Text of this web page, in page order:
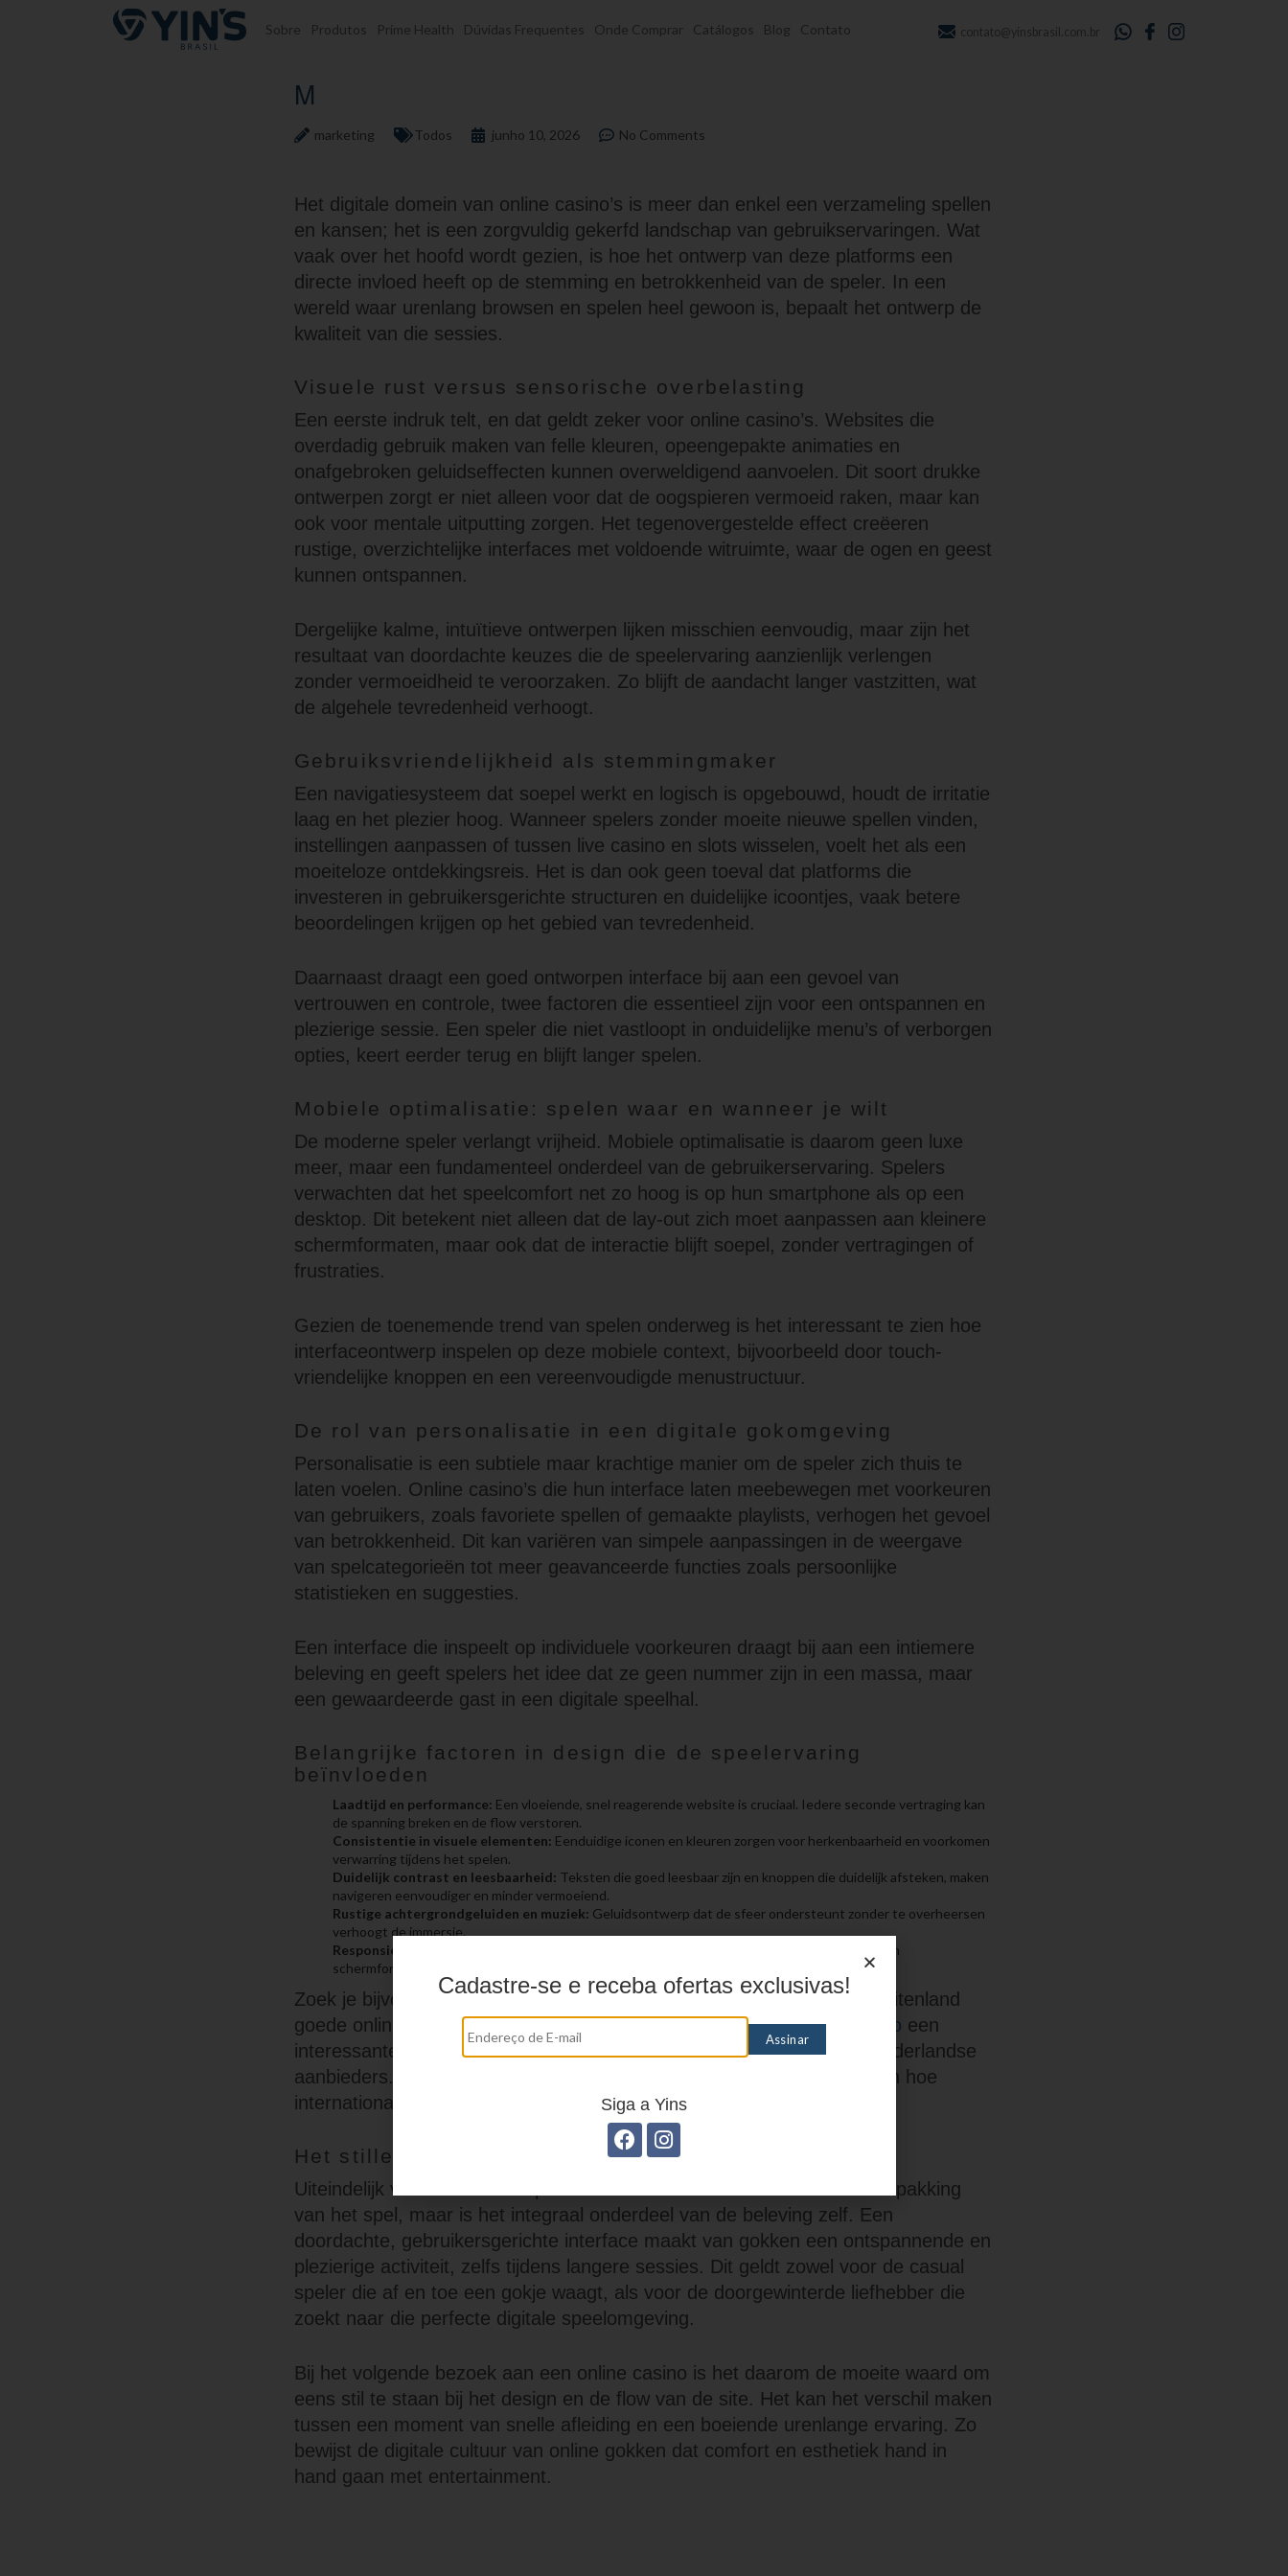
Pular para o conteúdo Sobre Produtos Prime Health Dúvidas Frequentes Onde Comprar Catálogos Blog Contato contato@yinsbrasil.com.br
M
marketing Todos junho 10, 2026 No Comments
Het digitale domein van online casino’s is meer dan enkel een verzameling spellen
en kansen; het is een zorgvuldig gekerfd landschap van gebruikservaringen. Wat
vaak over het hoofd wordt gezien, is hoe het ontwerp van deze platforms een
directe invloed heeft op de stemming en betrokkenheid van de speler. In een
wereld waar urenlang browsen en spelen heel gewoon is, bepaalt het ontwerp de
kwaliteit van die sessies.
Visuele rust versus sensorische overbelasting
Een eerste indruk telt, en dat geldt zeker voor online casino’s. Websites die
overdadig gebruik maken van felle kleuren, opeengepakte animaties en
onafgebroken geluidseffecten kunnen overweldigend aanvoelen. Dit soort drukke
ontwerpen zorgt er niet alleen voor dat de oogspieren vermoeid raken, maar kan
ook voor mentale uitputting zorgen. Het tegenovergestelde effect creëeren
rustige, overzichtelijke interfaces met voldoende witruimte, waar de ogen en geest
kunnen ontspannen.
Dergelijke kalme, intuïtieve ontwerpen lijken misschien eenvoudig, maar zijn het
resultaat van doordachte keuzes die de speelervaring aanzienlijk verlengen
zonder vermoeidheid te veroorzaken. Zo blijft de aandacht langer vastzitten, wat
de algehele tevredenheid verhoogt.
Gebruiksvriendelijkheid als stemmingmaker
Een navigatiesysteem dat soepel werkt en logisch is opgebouwd, houdt de irritatie
laag en het plezier hoog. Wanneer spelers zonder moeite nieuwe spellen vinden,
instellingen aanpassen of tussen live casino en slots wisselen, voelt het als een
moeiteloze ontdekkingsreis. Het is dan ook geen toeval dat platforms die
investeren in gebruikersgerichte structuren en duidelijke icoontjes, vaak betere
beoordelingen krijgen op het gebied van tevredenheid.
Daarnaast draagt een goed ontworpen interface bij aan een gevoel van
vertrouwen en controle, twee factoren die essentieel zijn voor een ontspannen en
plezierige sessie. Een speler die niet vastloopt in onduidelijke menu’s of verborgen
opties, keert eerder terug en blijft langer spelen.
Mobiele optimalisatie: spelen waar en wanneer je wilt
De moderne speler verlangt vrijheid. Mobiele optimalisatie is daarom geen luxe
meer, maar een fundamenteel onderdeel van de gebruikerservaring. Spelers
verwachten dat het speelcomfort net zo hoog is op hun smartphone als op een
desktop. Dit betekent niet alleen dat de lay-out zich moet aanpassen aan kleinere
schermformaten, maar ook dat de interactie blijft soepel, zonder vertragingen of
frustraties.
Gezien de toenemende trend van spelen onderweg is het interessant te zien hoe
interfaceontwerp inspelen op deze mobiele context, bijvoorbeeld door touch-
vriendelijke knoppen en een vereenvoudigde menustructuur.
De rol van personalisatie in een digitale gokomgeving
Personalisatie is een subtiele maar krachtige manier om de speler zich thuis te
laten voelen. Online casino’s die hun interface laten meebewegen met voorkeuren
van gebruikers, zoals favoriete spellen of gemaakte playlists, verhogen het gevoel
van betrokkenheid. Dit kan variëren van simpele aanpassingen in de weergave
van spelcategorieën tot meer geavanceerde functies zoals persoonlijke
statistieken en suggesties.
Een interface die inspeelt op individuele voorkeuren draagt bij aan een intiemere
beleving en geeft spelers het idee dat ze geen nummer zijn in een massa, maar
een gewaardeerde gast in een digitale speelhal.
Belangrijke factoren in design die de speelervaring
beïnvloeden
Laadtijd en performance: Een vloeiende, snel reagerende website is cruciaal. Iedere seconde vertraging kan
de spanning breken en de flow verstoren.
Consistentie in visuele elementen: Eenduidige iconen en kleuren zorgen voor herkenbaarheid en voorkomen
verwarring tijdens het spelen.
Duidelijk contrast en leesbaarheid: Teksten die goed leesbaar zijn en knoppen die duidelijk afsteken, maken
navigeren eenvoudiger en minder vermoeiend.
Rustige achtergrondgeluiden en muziek: Geluidsontwerp dat de sfeer ondersteunt zonder te overheersen
verhoogt de immersie.
Responsieve layout:
Een interface die zich moeiteloos aanpast aan verschillende apparaten en
schermformaten, zonder verlies van gebruiksgemak.
Zoek je bijvoorbeeld inspiratie of informatie over waar spelers in het buitenland
goede online casino’s kunnen vinden, dan biedtbeste buitenland casino een
interessante kijk op de diversiteit en kwaliteit die aanwezig is in niet-Nederlandse
aanbieders. Dit soort informatie draagt bij aan het algemene begrip van hoe
internationale platforms hun gebruikersinterface vormgeven.
Het stille fundament van digitale speelplezier
Uiteindelijk vormt het ontwerp van een online casino niet slechts de verpakking
van het spel, maar is het integraal onderdeel van de beleving zelf. Een
doordachte, gebruikersgerichte interface maakt van gokken een ontspannende en
plezierige activiteit, zelfs tijdens langere sessies. Dit geldt zowel voor de casual
speler die af en toe een gokje waagt, als voor de doorgewinterde liefhebber die
zoekt naar die perfecte digitale speelomgeving.
Bij het volgende bezoek aan een online casino is het daarom de moeite waard om
eens stil te staan bij het design en de flow van de site. Het kan het verschil maken
tussen een moment van snelle afleiding en een boeiende urenlange ervaring. Zo
bewijst de digitale cultuur van online gokken dat comfort en esthetiek hand in
hand gaan met entertainment.
Cadastre-se e receba ofertas exclusivas!
Siga a Yins